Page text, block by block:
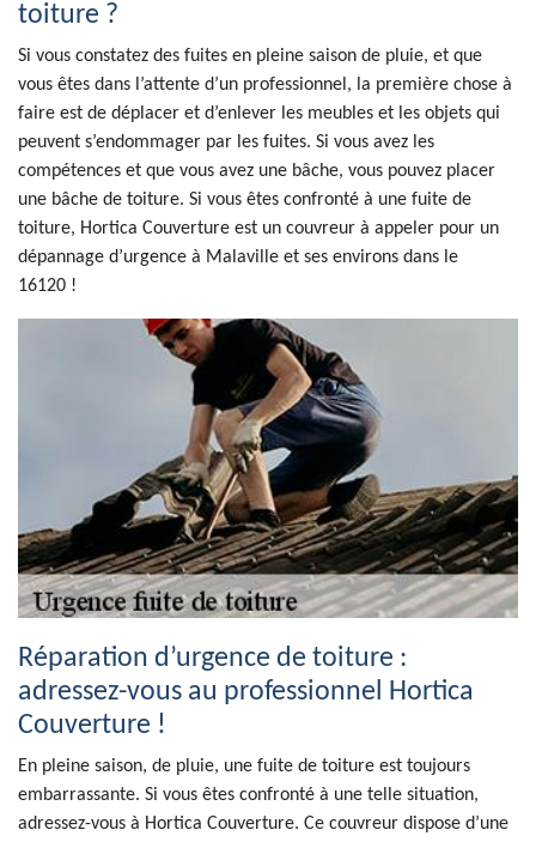
toiture ?
Si vous constatez des fuites en pleine saison de pluie, et que
vous êtes dans l’attente d’un professionnel, la première chose à
faire est de déplacer et d’enlever les meubles et les objets qui
peuvent s’endommager par les fuites. Si vous avez les
compétences et que vous avez une bâche, vous pouvez placer
une bâche de toiture. Si vous êtes confronté à une fuite de
toiture, Hortica Couverture est un couvreur à appeler pour un
dépannage d’urgence à Malaville et ses environs dans le
16120 !
Réparation d’urgence de toiture :
adressez-vous au professionnel Hortica
Couverture !
En pleine saison, de pluie, une fuite de toiture est toujours
embarrassante. Si vous êtes confronté à une telle situation,
adressez-vous à Hortica Couverture. Ce couvreur dispose d’une